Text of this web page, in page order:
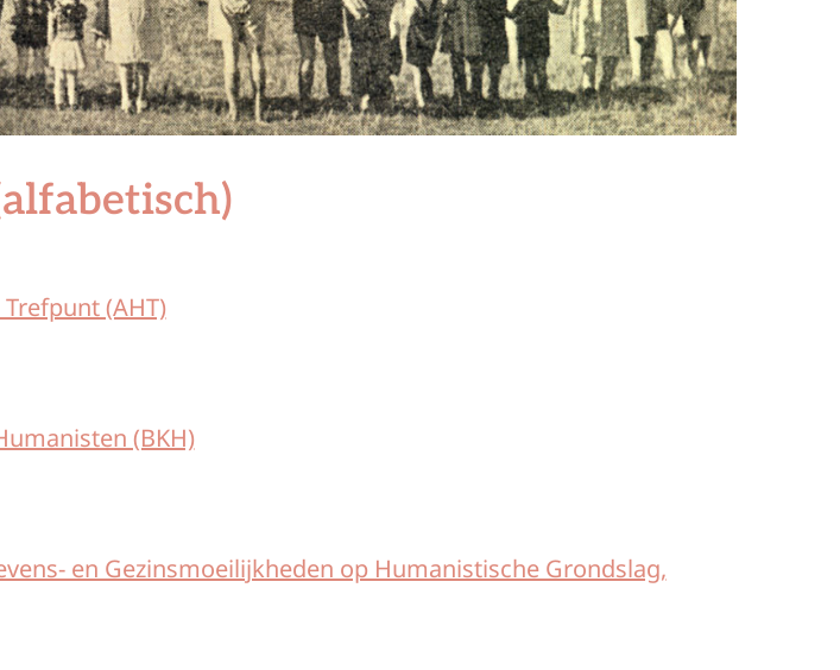
(AHT)
(BKH)
en Gezinsmoeilijkheden op Humanistische Grondslag,